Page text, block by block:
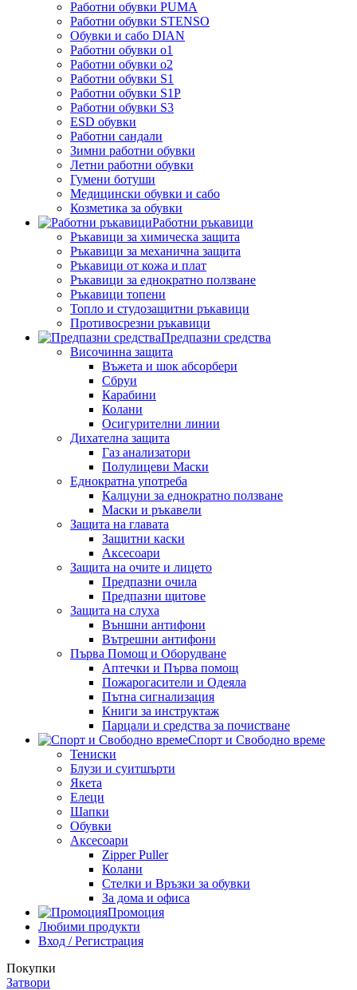
Работни обувки PUMA
Работни обувки STENSO
Обувки и сабо DIAN
Работни обувки o1
Работни обувки o2
Работни обувки S1
Работни обувки S1P
Работни обувки S3
ESD обувки
Работни сандали
Зимни работни обувки
Летни работни обувки
Гумени ботуши
Медицински обувки и сабо
Козметика за обувки
Работни ръкавици
Ръкавици за химическа защита
Ръкавици за механична защита
Ръкавици от кожа и плат
Ръкавици за еднократно ползване
Ръкавици топени
Топло и студозащитни ръкавици
Противосрезни ръкавици
Предпазни средства
Височинна защита
Въжета и шок абсорбери
Сбруи
Карабини
Колани
Осигурителни линии
Дихателна защита
Газ анализатори
Полулицеви Маски
Еднократна употреба
Калцуни за еднократно ползване
Маски и ръкавели
Защита на главата
Защитни каски
Аксесоари
Защита на очите и лицето
Предпазни очила
Предпазни щитове
Защита на слуха
Външни антифони
Вътрешни антифони
Първа Помощ и Оборудване
Аптечки и Първа помощ
Пожарогасители и Одеяла
Пътна сигнализация
Книги за инструктаж
Парцали и средства за почистване
Спорт и Свободно време
Тениски
Блузи и суитшърти
Якета
Елеци
Шапки
Обувки
Аксесоари
Zipper Puller
Колани
Стелки и Връзки за обувки
За дома и офиса
Промоция
Любими продукти
Вход / Регистрация
Покупки
Затвори